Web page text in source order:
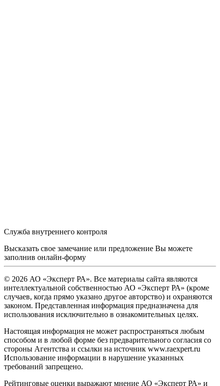
Служба внутреннего контроля
Высказать свое замечание или предложение Вы можете
заполнив онлайн-форму
© 2026 АО «Эксперт РА». Все материалы сайта являются
интеллектуальной собственностью АО «Эксперт РА» (кроме
случаев, когда прямо указано другое авторство) и охраняются
законом. Представленная информация предназначена для
использования исключительно в ознакомительных целях.
Настоящая информация не может распространяться любым
способом и в любой форме без предварительного согласия со
стороны Агентства и ссылки на источник www.raexpert.ru
Использование информации в нарушение указанных
требований запрещено.
Рейтинговые оценки выражают мнение АО «Эксперт РА» и